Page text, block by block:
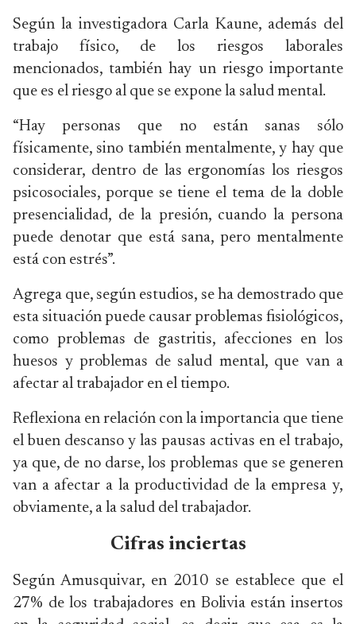
Según la investigadora Carla Kaune, además del
trabajo físico, de los riesgos laborales
mencionados, también hay un riesgo importante
que es el riesgo al que se expone la salud mental.
“Hay personas que no están sanas sólo
físicamente, sino también mentalmente, y hay que
considerar, dentro de las ergonomías los riesgos
psicosociales, porque se tiene el tema de la doble
presencialidad, de la presión, cuando la persona
puede denotar que está sana, pero mentalmente
está con estrés”.
Agrega que, según estudios, se ha demostrado que
esta situación puede causar problemas fisiológicos,
como problemas de gastritis, afecciones en los
huesos y problemas de salud mental, que van a
afectar al trabajador en el tiempo.
Reflexiona en relación con la importancia que tiene
el buen descanso y las pausas activas en el trabajo,
ya que, de no darse, los problemas que se generen
van a afectar a la productividad de la empresa y,
obviamente, a la salud del trabajador.
Cifras inciertas
Según Amusquivar, en 2010 se establece que el
27% de los trabajadores en Bolivia están insertos